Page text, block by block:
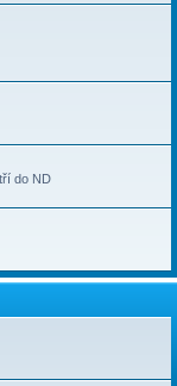
do ND